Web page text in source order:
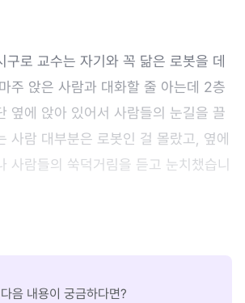
구로 교수는 자기와 꼭 닮은 로봇을 데
주 앉은 사람과 대화할 줄 아는데 2층
옆에 앉아 있어서 사람들의 눈길을 끌
사람 대부분은 로봇인 걸 몰랐고, 옆에
사람들의 쑥덕거림을 듣고 눈치챘습니
다음 내용이 궁금하다면?